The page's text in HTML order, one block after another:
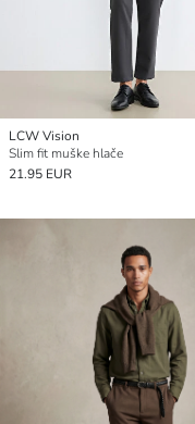
LCW Vision
Slim fit muške hlače
21.95 EUR